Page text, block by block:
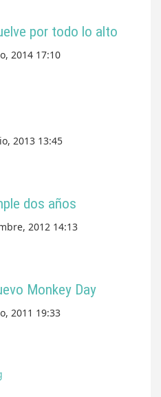
por todo lo alto
2014 17:10
2013 13:45
dos años
2012 14:13
Monkey Day
2011 19:33